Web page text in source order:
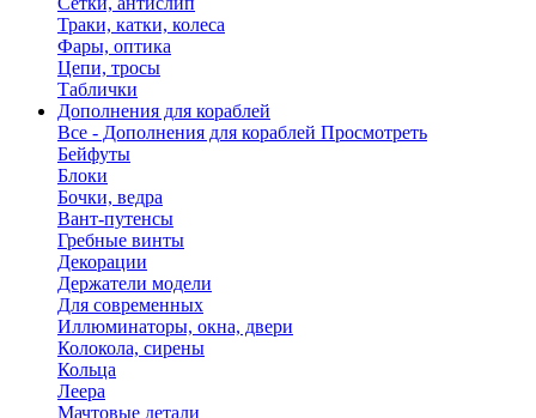
Траки, катки, колеса
Фары, оптика
Цепи, тросы
Таблички
Дополнения для кораблей
Все - Дополнения для кораблей Просмотреть
Бейфуты
Блоки
Бочки, ведра
Вант-путенсы
Гребные винты
Декорации
Держатели модели
Для современных
Иллюминаторы, окна, двери
Колокола, сирены
Кольца
Леера
Мачтовые детали